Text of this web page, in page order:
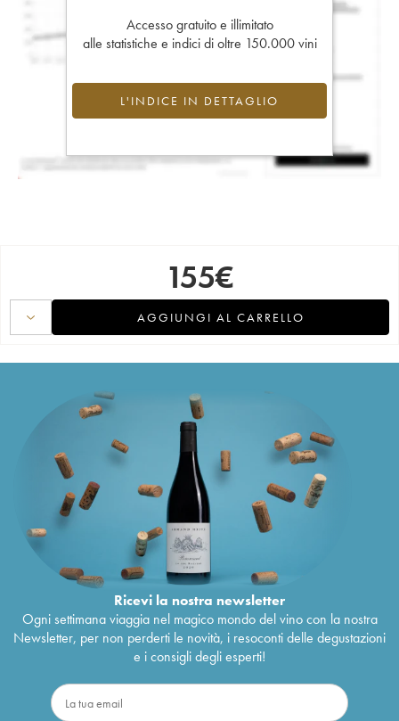
Accesso gratuito e illimitato
alle statistiche e indici di oltre 150.000 vini
L'INDICE IN DETTAGLIO
155€
AGGIUNGI AL CARRELLO
Ricevi la nostra newsletter
Ogni settimana viaggia nel magico mondo del vino con la nostra
Newsletter, per non perderti le novità, i resoconti delle degustazioni
e i consigli degli esperti!